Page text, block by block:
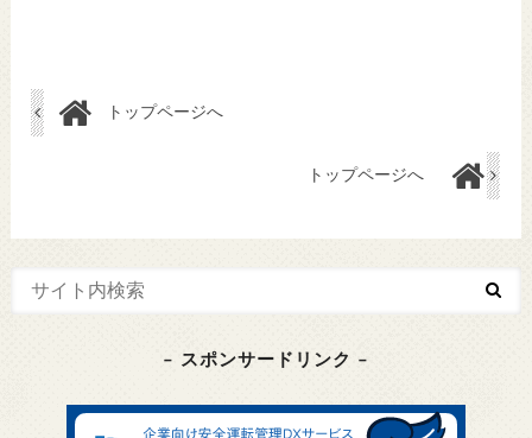
トップページへ
トップページへ
– スポンサードリンク –